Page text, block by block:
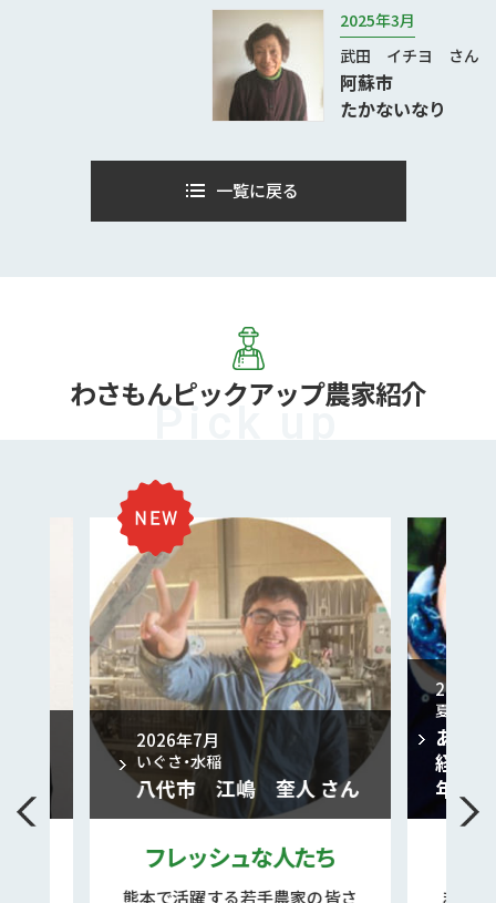
2025年3月
武田 イチヨ さん
阿蘇市
たかないなり
一覧に戻る
わさもんピックアップ農家紹介
人 さん
2026年2月
夏菊、秋菊、年末菊
あさぎり町 妻のひとことを
経営に生かす ～妻と菊と46
年
こだわっとる農
まじめに、正直に、一生懸命に、